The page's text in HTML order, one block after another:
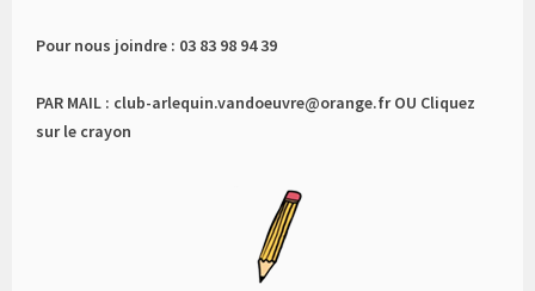
Pour nous joindre : 03 83 98 94 39
PAR MAIL : club-arlequin.vandoeuvre@orange.fr OU Cliquez
sur le crayon